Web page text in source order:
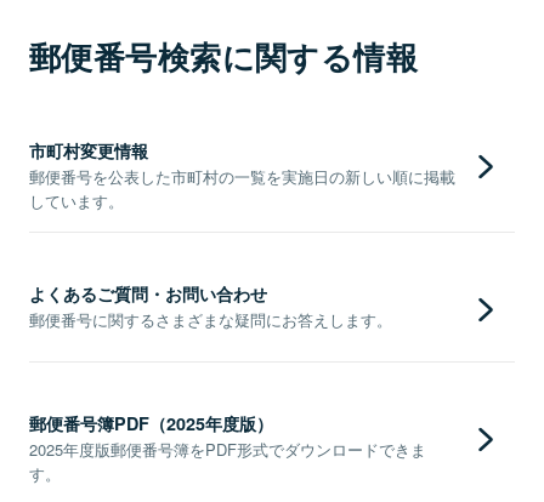
郵便番号検索に関する情報
市町村変更情報
郵便番号を公表した市町村の一覧を実施日の新しい順に掲載
しています。
よくあるご質問・お問い合わせ
郵便番号に関するさまざまな疑問にお答えします。
郵便番号簿PDF（2025年度版）
2025年度版郵便番号簿をPDF形式でダウンロードできま
す。